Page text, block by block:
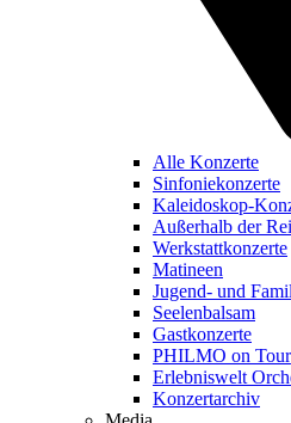
Alle Konzerte
Sinfoniekonzerte
Kaleidoskop-
Außerhalb der
Werkstattkonzerte
Matineen
Jugend- und
Seelenbalsam
Gastkonzerte
PHILMO on Tour
Erlebniswelt
Konzertarchiv